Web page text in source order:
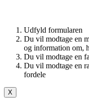
Udfyld formularen
Du vil modtage en
og information om,
Du vil modtage en
Du vil modtage en
fordele
X